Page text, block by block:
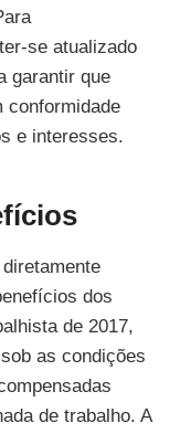
se atualizado
garantir que
conformidade
e interesses.
dos
de 2017,
as condições
de trabalho. A